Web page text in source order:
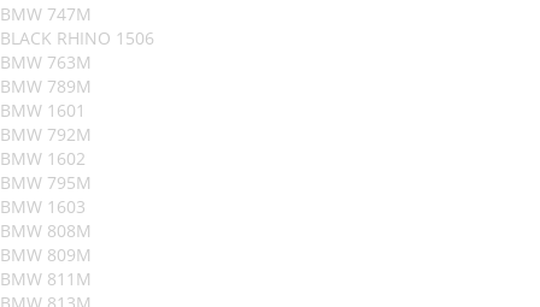
BMW 747M
BLACK RHINO 1506
BMW 763M
BMW 789M
BMW 1601
BMW 792M
BMW 1602
BMW 795M
BMW 1603
BMW 808M
BMW 809M
BMW 811M